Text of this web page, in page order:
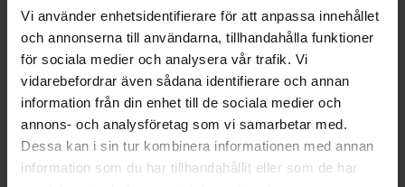
Vi använder enhetsidentifierare för att anpassa innehållet
och annonserna till användarna, tillhandahålla funktioner
för sociala medier och analysera vår trafik. Vi
vidarebefordrar även sådana identifierare och annan
information från din enhet till de sociala medier och
annons- och analysföretag som vi samarbetar med.
Dessa kan i sin tur kombinera informationen med annan
information som du har tillhandahållit eller som de har
Matthijs Frisse Keelmix 1kg
12.90 EUR/kpl
Matthijs Veggie Sur Skalle
Granatäpple & Körsbär 2kg
19.90 EUR/kpl